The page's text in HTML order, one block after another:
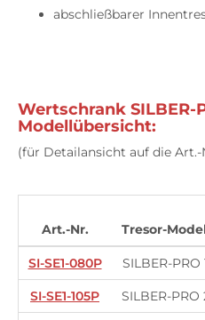
abschließbarer
Wertschrank SILBER-
Modellübersicht:
(für Detailansicht auf die Art.-
Art.-Nr. Tresor-
SI-SE1-080P SILBER-PRO
SI-SE1-105P SILBER-PRO